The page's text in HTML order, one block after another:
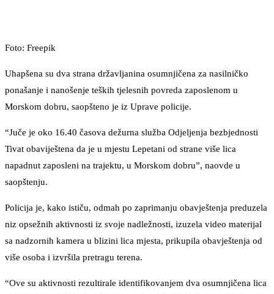
Foto: Freepik
Uhapšena su dva strana državljanina osumnjičena za nasilničko
ponašanje i nanošenje teških tjelesnih povreda zaposlenom u
Morskom dobru, saopšteno je iz Uprave policije.
“Juče je oko 16.40 časova dežurna služba Odjeljenja bezbjednosti
Tivat obaviještena da je u mjestu Lepetani od strane više lica
napadnut zaposleni na trajektu, u Morskom dobru”, naovde u
saopštenju.
Policija je, kako ističu, odmah po zaprimanju obavještenja preduzela
niz opsežnih aktivnosti iz svoje nadležnosti, izuzela video materijal
sa nadzornih kamera u blizini lica mjesta, prikupila obavještenja od
više osoba i izvršila pretragu terena.
“Ove su aktivnosti rezultirale identifikovanjem dva osumnjičena lica